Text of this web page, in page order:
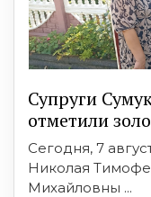
Супруги
отметили
Сегодня, 7
Николая
Михайловны ...